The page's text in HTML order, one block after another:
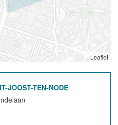
Leaflet
JOOST-TEN-NODE